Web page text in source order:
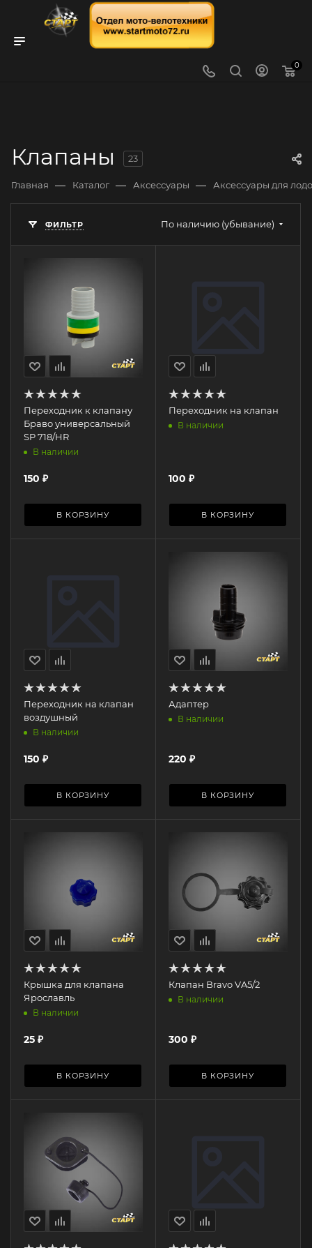
0
Клапаны 23
Главная — Каталог — Аксессуары — Аксессуары для
ФИЛЬТР По наличию (убывание)
Переходник к клапану
Браво универсальный
SP 718/HR
В наличии
150 ₽
В КОРЗИНУ
Переходник на клапан
В наличии
100 ₽
В КОРЗИНУ
Переходник на клапан
воздушный
В наличии
150 ₽
В КОРЗИНУ
Адаптер
В наличии
220 ₽
В КОРЗИНУ
Крышка для клапана
Ярославль
В наличии
25 ₽
В КОРЗИНУ
Клапан Bravo VA5/2
В наличии
300 ₽
В КОРЗИНУ